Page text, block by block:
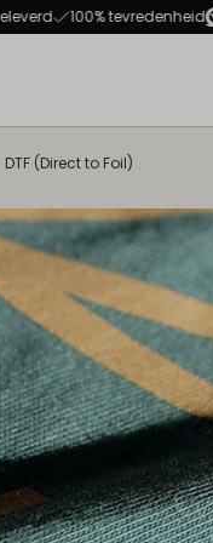
100% tevredenheid
DTF (Direct to Foil)